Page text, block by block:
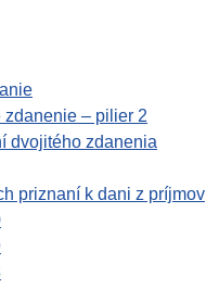
zdanenie – pilier 2
dvojitého zdanenia
priznaní k dani z príjmov